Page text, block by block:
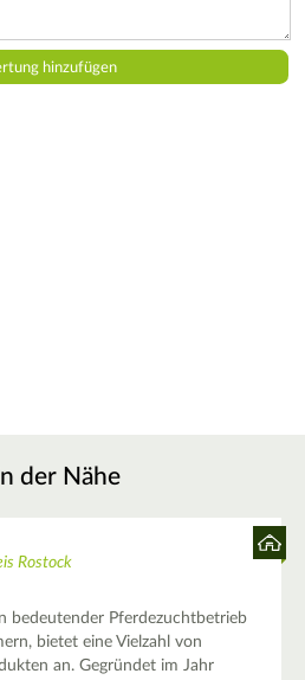
der Nähe
Rostock
bedeutender Pferdezuchtbetrieb
bietet eine Vielzahl von
an. Gegründet im Jahr